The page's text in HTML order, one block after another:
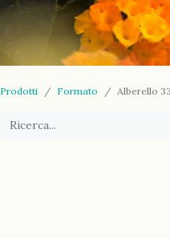
Prodotti Formato Alberello 33